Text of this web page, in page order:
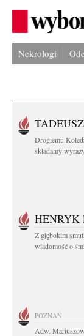
Nekrologi
Drogiemu
składamy
HENRYK
Z głębokim
wiadomość o
POZNAŃ
Adw.